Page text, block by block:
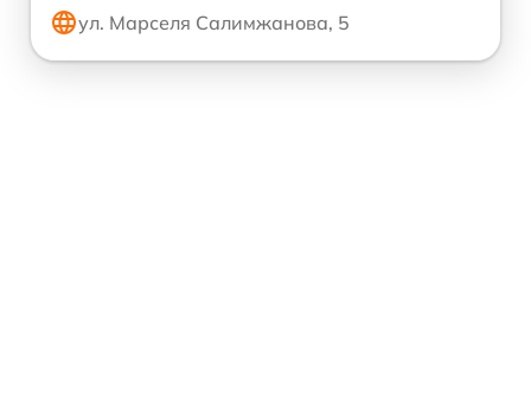
ул. Марселя Салимжанова, 5